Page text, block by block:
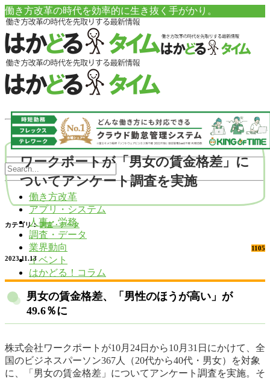
働き方改革の時代を効率的に生き抜く手がかり。
働き方改革
アプリ・システム
人事・労務
調査・データ
業界動向
イベント
はかどる！コラム
ワークポートが「男女の賃金格差」に
ついてアンケート調査を実施
カテゴリ： 調査・データ
1105
2023.11.13
男女の賃金格差、「男性のほうが高い」が
49.6％に
株式会社ワークポートが10月24日から10月31日にかけて、全
国のビジネスパーソン367人（20代から40代・男女）を対象
に、「男女の賃金格差」についてアンケート調査を実施。そ